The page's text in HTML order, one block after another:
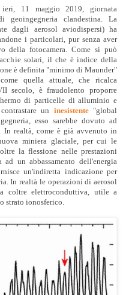
11 maggio 2019, giornata
geoingegneria clandestina. La
dagli aerosol aviodispersi) ha
i particolari, pur senza aver
della fotocamera. Come si può
solari, il che è indice della
è definita "minimo di Maunder"
quella attuale, che ricalca
secolo, è fraudolento proporre
di particelle di alluminio e
un inesistente"global
esso sarebbe dovuto ad
In realtà, come è già avvenuto in
miniera glaciale, per cui le
la flessione nelle prestazioni
un abbassamento dell'energia
un'indiretta indicazione per
In realtà le operazioni di aerosol
coltre elettroconduttiva, utile a
strato ionosferico.